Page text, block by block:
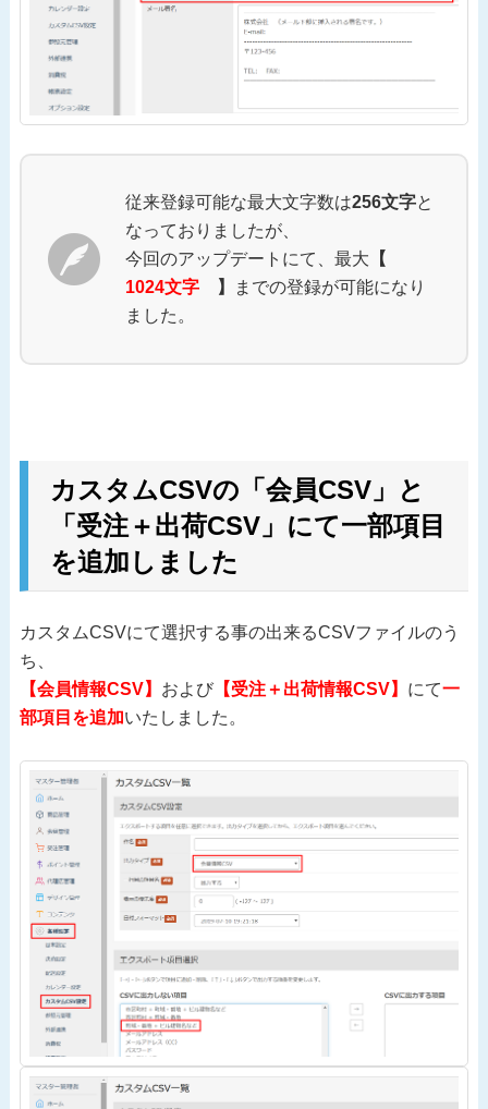
従来登録可能な最大文字数は256文字と
なっておりましたが、
今回のアップデートにて、最大 【
1024文字】
までの登録が可能になり
ました。
カスタムCSVの「会員CSV」と
「受注＋出荷CSV」にて一部項目
を追加しました
カスタムCSVにて選択する事の出来るCSVファイルのう
ち、
【会員情報CSV】 および【受注＋出荷情報CSV】 にて一
部項目を追加いたしました。